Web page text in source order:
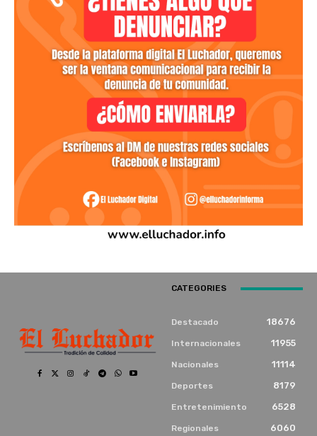
CATEGORIES
Destacado 18676
Internacionales 11955
Nacionales 11114
Deportes 8179
Entretenimiento 6528
Regionales 6060